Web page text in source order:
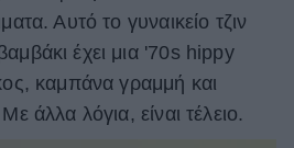
Αυτό το γυναικείο τζιν
έχει μια '70s hippy
καμπάνα γραμμή και
άλλα λόγια, είναι τέλειο.